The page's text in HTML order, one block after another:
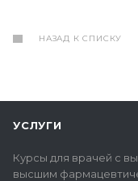
НАЗАД К СПИСКУ
УСЛУГИ
Курсы для врачей с
высшим